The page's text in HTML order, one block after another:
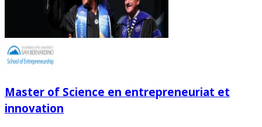
Master of Science en entrepreneuriat et
innovation